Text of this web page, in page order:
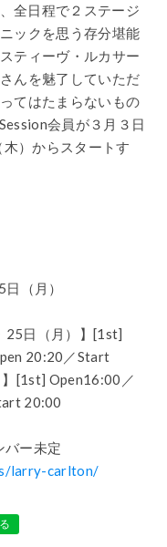
全日程で２ステージ
ックを思う存分堪能
ティーヴ・ルカサー
んを魅了していただ
てはたまらないもの
会員が３月３日
木）からスタートす
（月）
25日（月）】[1st]
20:20／Start
[1st] Open16:00／
20:00
ー未定
larry-carlton/